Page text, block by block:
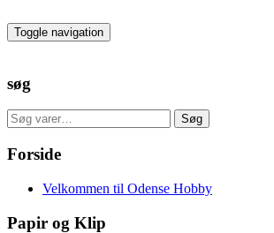
to
the
Toggle navigation
søg
Søg
efter:
Søg
Forside
Velkommen til Odense Hobby
Papir og Klip